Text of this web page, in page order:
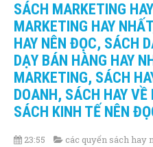
SÁCH MARKETING
MARKETING HAY
HAY NÊN ĐỌC, SÁCH
DẠY BÁN HÀNG HAY
MARKETING, SÁCH
DOANH, SÁCH HAY
SÁCH KINH TẾ NÊN
23:55 các quyển sách hay